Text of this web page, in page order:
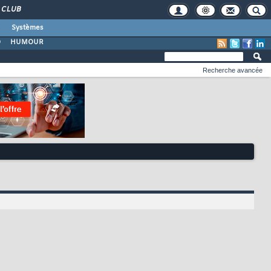
CLUB
Systèmes
HUMOUR
Recherche avancée